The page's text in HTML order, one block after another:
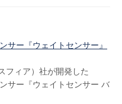
サー『ウェイトセンサー』
フィア）社が開発した
サー『ウェイトセンサー バ